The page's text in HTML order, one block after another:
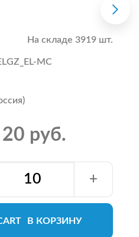
На складе 3919 шт.
MC
20 руб.
В КОРЗИНУ
+